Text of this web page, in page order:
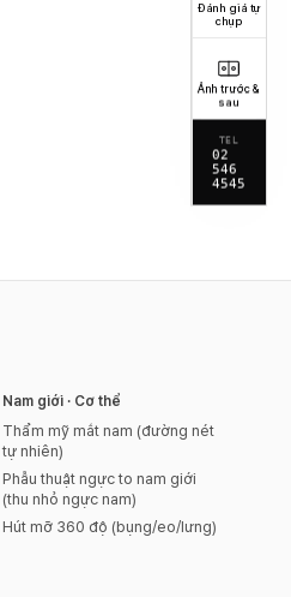
Nam giới · Cơ thể
Thẩm mỹ mắt nam (đường nét
tự nhiên)
Phẫu thuật ngực to nam giới
(thu nhỏ ngực nam)
Hút mỡ 360 độ (bụng/eo/lưng)
Đánh giá tự
chụp
Ảnh trước &
sau
TEL
02
546
4545